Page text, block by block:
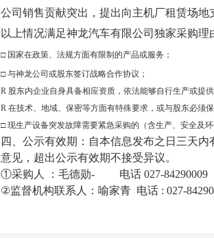
公司销售贡献突出，提出向主机厂租赁场地
以上情况满足神龙汽车有限公司独家采购理
□ 国家在政策、法规方面有限制的产品或服务；
□与神龙公司或股东签订战略合作协议；
R 股东内企业自身具备相应资质，依法能够自行生产或提
R 在技术、地域、保密等方面有特殊要求，或与股东必须
□现生产设备突发故障需要紧急采购的（含生产、安全及
四、公示有效期：自本信息发布之日三天
意见，超出公示有效期不接受异议。
①采购人 ：毛德勋- 电话 027-84290009 邮
②监督机构联系人：喻家青 电话 : 027-